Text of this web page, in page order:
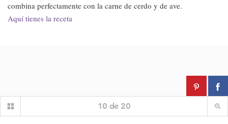
combina perfectamente con la carne de cerdo y de ave.
Aquí tienes la receta
10 de 20